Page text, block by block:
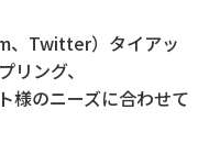
、Twitter）タイアッ
ング、
様のニーズに合わせて